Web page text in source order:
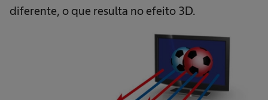
diferente, o que resulta no efeito 3D.